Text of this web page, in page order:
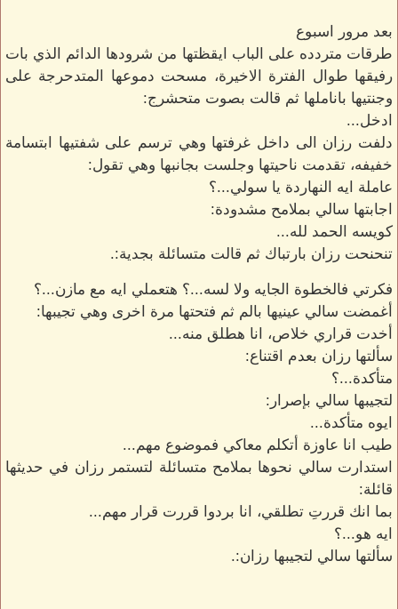
بعد مرور اسبوع
طرقات متردده على الباب ايقظتها من شرودها الدائم الذي بات
رفيقها طوال الفترة الاخيرة، مسحت دموعها المتدحرجة على
وجنتيها باناملها ثم قالت بصوت متحشرج:
ادخل...
دلفت رزان الى داخل غرفتها وهي ترسم على شفتيها ابتسامة
خفيفه، تقدمت ناحيتها وجلست بجانبها وهي تقول:
عاملة ايه النهاردة يا سولي...؟
اجابتها سالي بملامح مشدودة:
كويسه الحمد لله...
تنحنحت رزان بارتباك ثم قالت متسائلة بجدية:.
فكرتي فالخطوة الجايه ولا لسه...؟ هتعملي ايه مع مازن...؟
أغمضت سالي عينيها بالم ثم فتحتها مرة اخرى وهي تجيبها:
أخدت قراري خلاص، انا هطلق منه...
سألتها رزان بعدم اقتناع:
متأكدة...؟
لتجيبها سالي بإصرار:
ايوه متأكدة...
طيب انا عاوزة أتكلم معاكي فموضوع مهم...
استدارت سالي نحوها بملامح متسائلة لتستمر رزان في حديثها
قائلة:
بما انك قررتِ تطلقي، انا بردوا قررت قرار مهم...
ايه هو...؟
سألتها سالي لتجيبها رزان:.